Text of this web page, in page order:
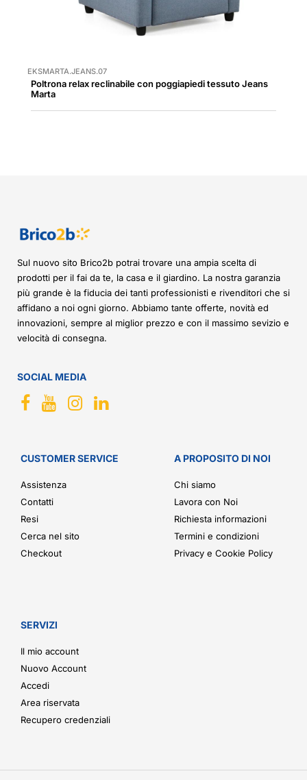
EKSMARTA.JEANS.07
Poltrona relax reclinabile con poggiapiedi tessuto Jeans
Marta
Sul nuovo sito Brico2b potrai trovare una ampia scelta di
prodotti per il fai da te, la casa e il giardino. La nostra garanzia
più grande è la fiducia dei tanti professionisti e rivenditori che si
affidano a noi ogni giorno. Abbiamo tante offerte, novità ed
innovazioni, sempre al miglior prezzo e con il massimo sevizio e
velocità di consegna.
SOCIAL MEDIA
CUSTOMER SERVICE
Assistenza
Contatti
Resi
Cerca nel sito
Checkout
A PROPOSITO DI NOI
Chi siamo
Lavora con Noi
Richiesta informazioni
Termini e condizioni
Privacy e Cookie Policy
SERVIZI
Il mio account
Nuovo Account
Accedi
Area riservata
Recupero credenziali